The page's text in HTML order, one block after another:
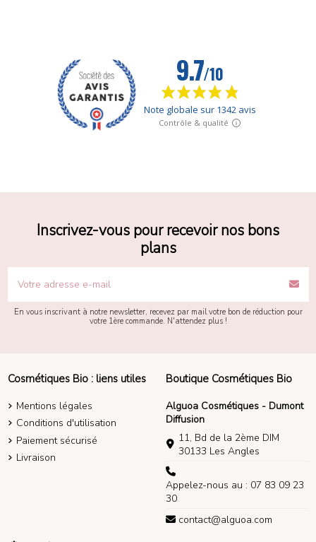
Inscrivez-vous pour recevoir nos bons
plans
En vous inscrivant à notre newsletter, recevez par mail votre bon de réduction pour
votre 1ère commande. N'attendez plus !
Cosmétiques Bio : liens utiles
Mentions légales
Conditions d'utilisation
Paiement sécurisé
Livraison
Boutique Cosmétiques Bio
Alguoa Cosmétiques - Dumont
Diffusion
11, Bd de la 2ème DIM
30133 Les Angles
Appelez-nous au : 07 83 09 23
30
contact@alguoa.com